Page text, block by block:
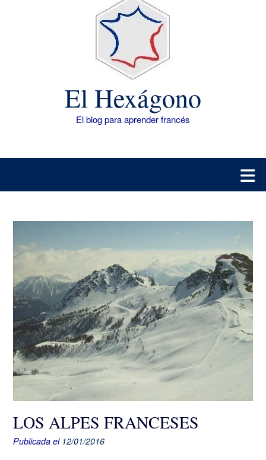
El Hexágono
El blog para aprender francés
LOS ALPES FRANCESES
Publicada el 12/01/2016